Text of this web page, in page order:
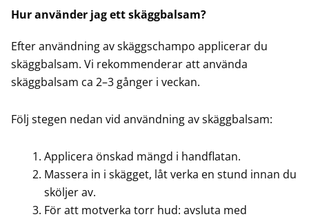
Hur använder jag ett skäggbalsam?
Efter användning av skäggschampo applicerar du
skäggbalsam. Vi rekommenderar att använda
skäggbalsam ca 2–3 gånger i veckan.
Följ stegen nedan vid användning av skäggbalsam:
Applicera önskad mängd i handflatan.
Massera in i skägget, låt verka en stund innan du
sköljer av.
För att motverka torr hud: avsluta med